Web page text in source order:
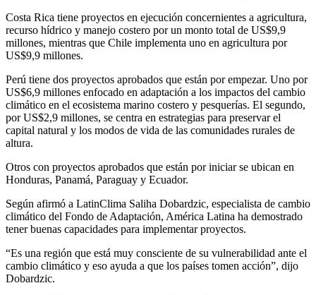
Costa Rica tiene proyectos en ejecución concernientes a agricultura,
recurso hídrico y manejo costero por un monto total de US$9,9
millones, mientras que Chile implementa uno en agricultura por
US$9,9 millones.
Perú tiene dos proyectos aprobados que están por empezar. Uno por
US$6,9 millones enfocado en adaptación a los impactos del cambio
climático en el ecosistema marino costero y pesquerías. El segundo,
por US$2,9 millones, se centra en estrategias para preservar el
capital natural y los modos de vida de las comunidades rurales de
altura.
Otros con proyectos aprobados que están por iniciar se ubican en
Honduras, Panamá, Paraguay y Ecuador.
Según afirmó a LatinClima Saliha Dobardzic, especialista de cambio
climático del Fondo de Adaptación, América Latina ha demostrado
tener buenas capacidades para implementar proyectos.
“Es una región que está muy consciente de su vulnerabilidad ante el
cambio climático y eso ayuda a que los países tomen acción”, dijo
Dobardzic.